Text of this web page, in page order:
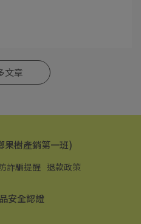
文章
果樹產銷第一班)
詐騙提醒 退款政策
安全認證